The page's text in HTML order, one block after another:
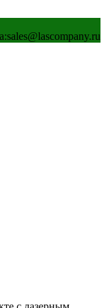
sales@lascompany.ru